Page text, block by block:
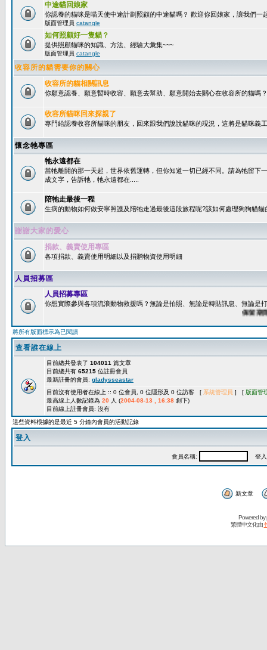
中途貓回娘家
你認養的貓咪是喵天使中途計劃照顧的中途貓嗎？ 歡迎你回娘家，讓我們一
版面管理員 catangle
如何照顧好一隻貓？
提供照顧貓咪的知識、方法、經驗大彙集~~~
版面管理員 catangle
收容所的貓需要你的關心
收容所的貓相關訊息
你願意認養、願意暫時收容、願意去幫助、願意開始去關心在收容所的貓嗎？
收容所貓咪回來探親了
專門給認養收容所貓咪的朋友，回來跟我們說說貓咪的現況，這將是貓咪義
懷念牠專區
牠永遠都在
當牠離開的那一天起，世界依舊運轉，但你知道一切已經不同。請為牠留下
成文字，告訴牠，牠永遠都在.....
陪牠走最後一程
生病的動物如何做安寧照護及陪牠走過最後這段旅程呢?該如何處理狗狗貓貓
謝謝大家的愛心
捐款、義賣使用專區
各項捐款、義賣使用明細以及捐贈物資使用明細
人員招募區
人員招募專區
你想實際參與各項流浪動物救援嗎？無論是拍照、無論是轉貼訊息、無論是
保留期限：
將所有版面標示為已閱讀
查看誰在線上
目前總共發表了 104011 篇文章
目前總共有 65215 位註冊會員
最新註冊的會員: gladysseastar
目前沒有使用者在線上 :: 0 位會員, 0 位隱形及 0 位訪客 [ 系統管理員 ] [ 版面管
最高線上人數記錄為 20 人 (2004-08-13 , 16:38 創下)
目前線上註冊會員: 沒有
這些資料根據的是最近 5 分鐘內會員的活動記錄
登入
會員名稱: 登入
新文章
Powered by
繁體中文化由